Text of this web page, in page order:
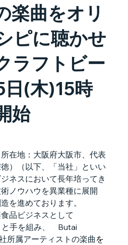
楽曲をオリ
ピに聴かせ
ラフトビー
(木)15時
始
在地：大阪府大阪市、代表
）（以下、「当社」といい
ネスにおいて長年培ってき
ノウハウを異業種に展開
を進めております。
品ビジネスとして
手を組み、　Butai
所属アーティストの楽曲 を